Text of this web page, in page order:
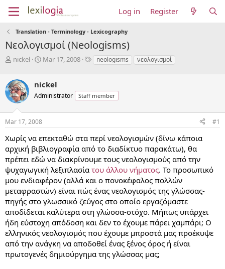
Log in Register
Translation - Terminology - Lexicography
Νεολογισμοί (Neologisms)
T
e
a
d
s
t
a
r
t
e
r
nickel
S
r
t
a
e
Mar 17, 2008
Tneologisms νεολογισμοί
nickel
Administrator Staff member
Mar 17, 2008 #1
Χωρίς να επεκταθώ στα περί νεολογισμών (δίνω κάποια
αρχική βιβλιογραφία από το διαδίκτυο παρακάτω), θα
πρέπει εδώ να διακρίνουμε τους νεολογισμούς από την
ψυχαγωγική λεξιπλασία του άλλου νήματος. Το προσωπικό
μου ενδιαφέρον (αλλά και ο πονοκέφαλος πολλών
μεταφραστών) είναι πώς ένας νεολογισμός της γλώσσας-
πηγής στο γλωσσικό ζεύγος στο οποίο εργαζόμαστε
αποδίδεται καλύτερα στη γλώσσα-στόχο. Μήπως υπάρχει
ήδη εύστοχη απόδοση και δεν το έχουμε πάρει χαμπάρι; Ο
ελληνικός νεολογισμός που έχουμε μπροστά μας προέκυψε
από την ανάγκη να αποδοθεί ένας ξένος όρος ή είναι
πρωτογενές δημιούργημα της γλώσσας μας;